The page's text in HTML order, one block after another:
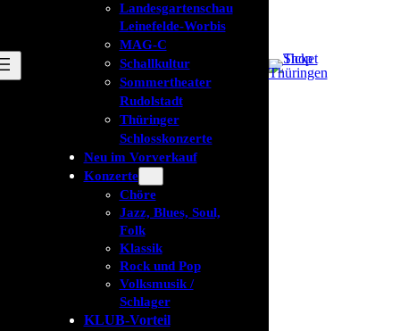
Landesgartenschau
Leinefelde-Worbis
MAG-C
Schallkultur
Sommertheater
Rudolstadt
Thüringer
Schlosskonzerte
Neu im Vorverkauf
Konzerte
Chöre
Jazz, Blues, Soul,
Folk
Klassik
Rock und Pop
Volksmusik /
Schlager
KLUB-Vorteil